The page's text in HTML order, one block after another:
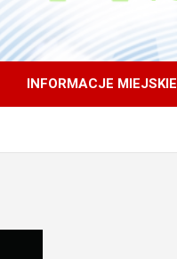
INFORMACJE MIEJSKIE